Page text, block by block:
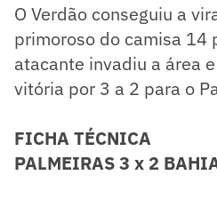
O Verdão conseguiu a
primoroso do camisa 14
atacante invadiu a área
vitória por 3 a 2 para o
FICHA TÉCNICA
PALMEIRAS 3 x 2